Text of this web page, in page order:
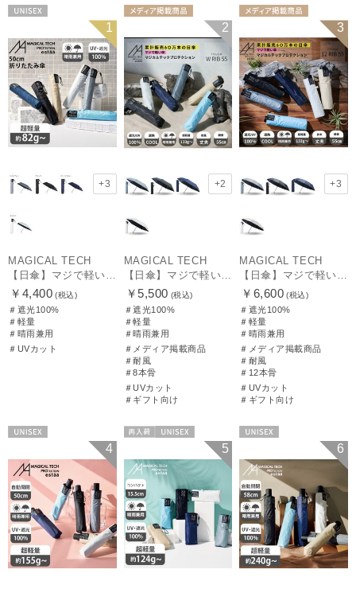
1
+3
MAGICAL TECH
￥4,400 (税込)
＃遮光100%
＃軽量
＃晴雨兼用
＃UVカット
2
+2
MAGICAL TECH
￥5,500 (税込)
＃遮光100%
＃軽量
＃晴雨兼用
＃メディア掲載商品
＃耐風
＃8本骨
＃UVカット
＃ギフト向け
3
+3
MAGICAL TECH
￥6,600 (税込)
＃遮光100%
＃軽量
＃晴雨兼用
＃メディア掲載商品
＃耐風
＃12本骨
＃UVカット
＃ギフト向け
4 5 6